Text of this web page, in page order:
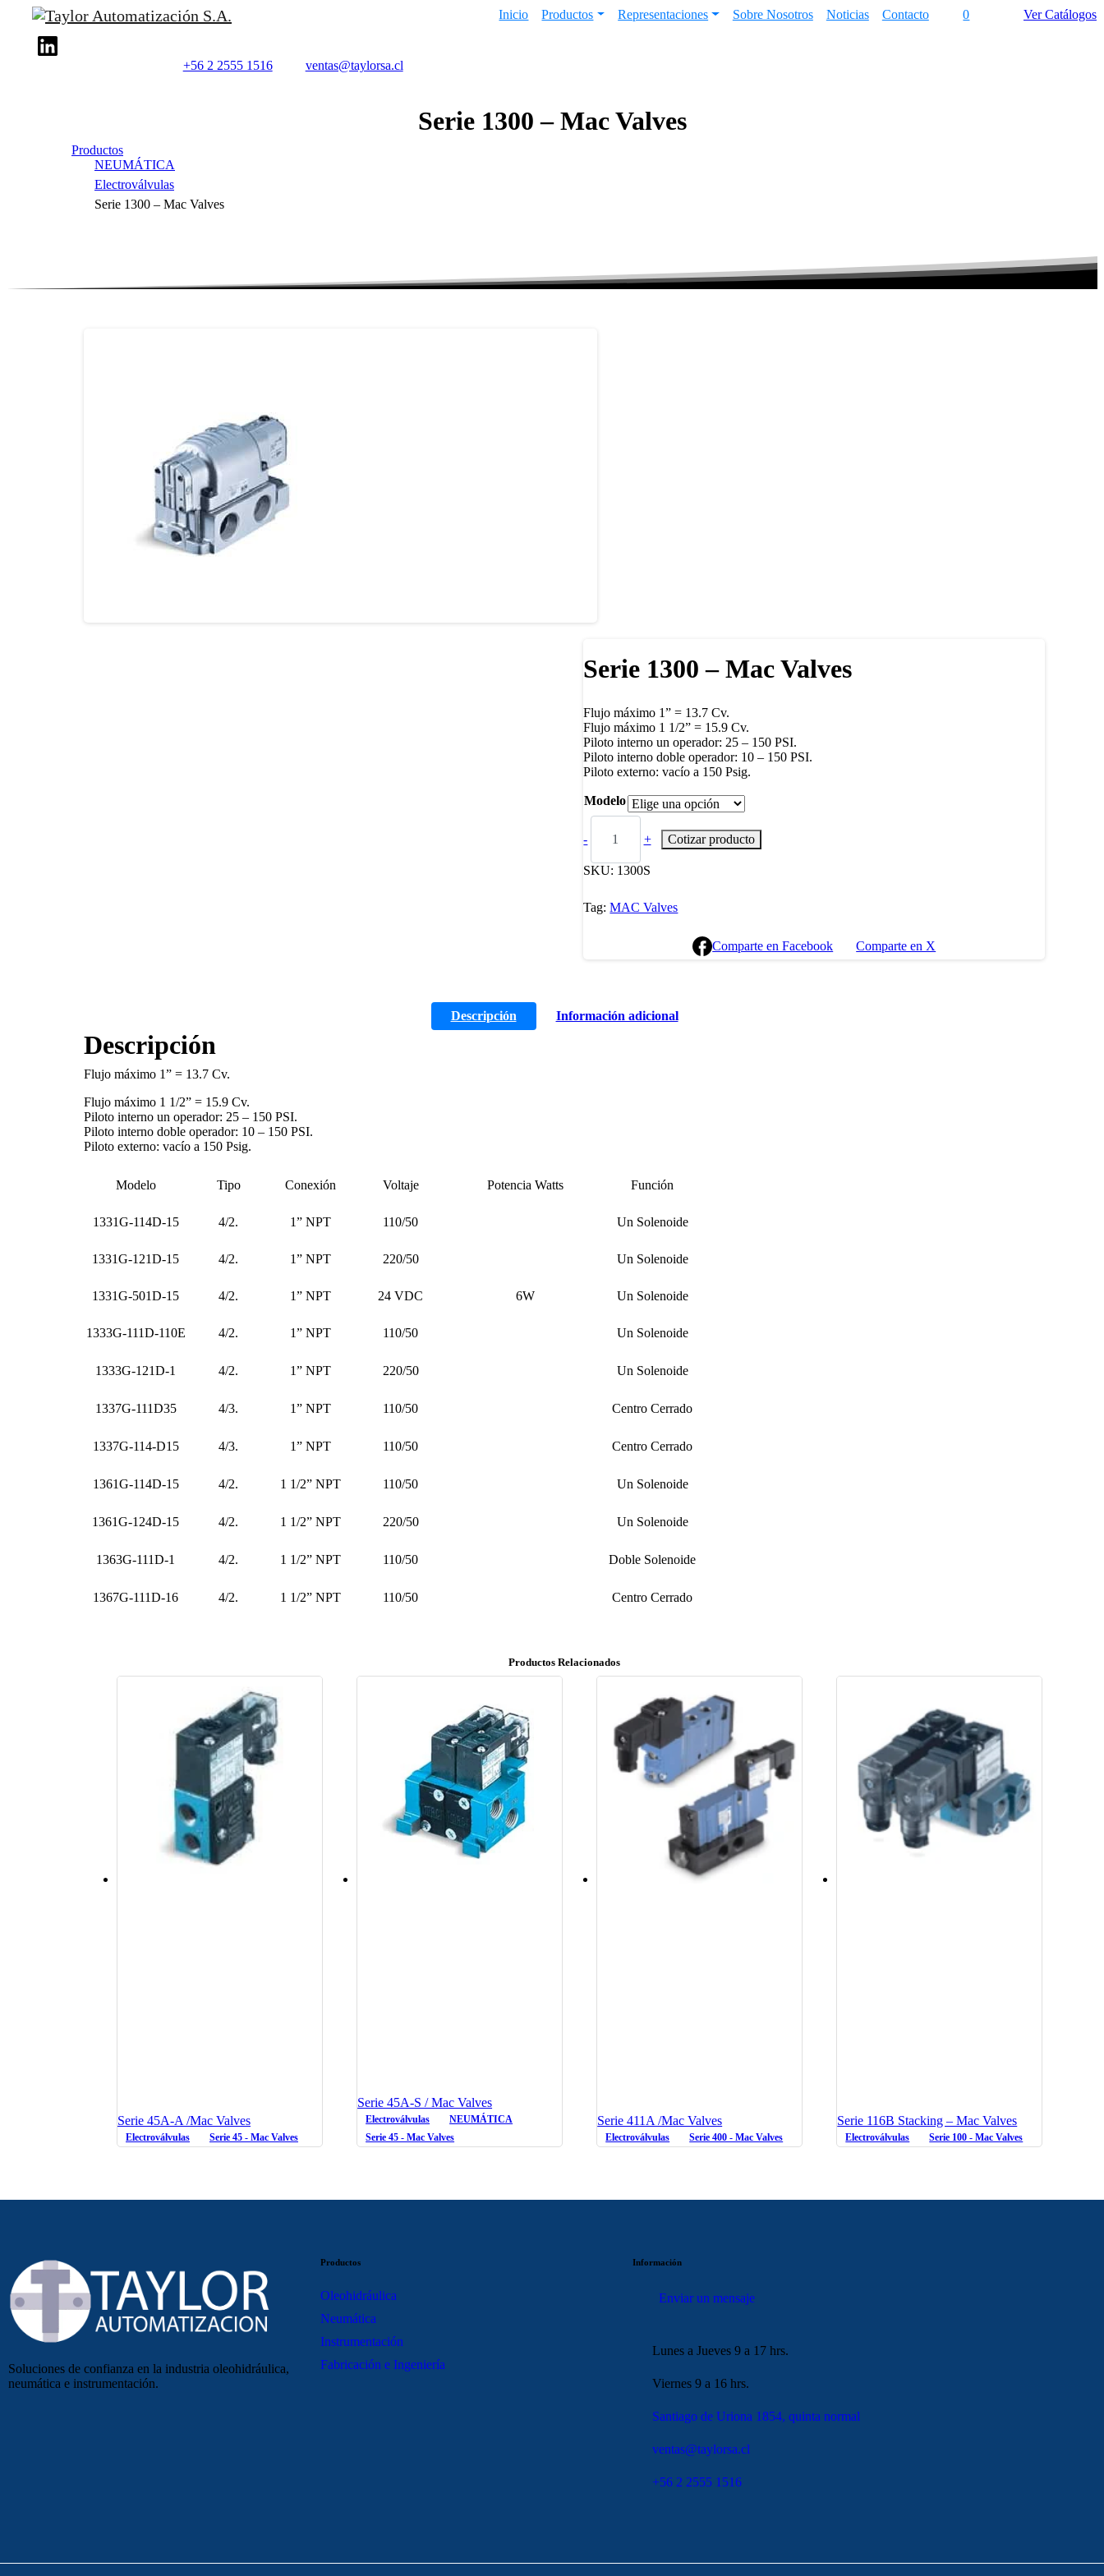
Inicio Productos Representaciones Sobre Nosotros Noticias Contacto 0 Ver Catálogos
+56 2 2555 1516 ventas@taylorsa.cl
Serie 1300–MacValves
Productos
NEUMÁTICA
Electroválvulas
Serie 1300 – Mac Valves
Serie 1300 – Mac Valves
Flujo máximo 1” = 13.7 Cv.
Flujo máximo 1 1/2” = 15.9 Cv.
Piloto interno un operador: 25 – 150 PSI.
Piloto interno doble operador: 10 – 150 PSI.
Piloto externo: vacío a 150 Psig.
Modelo
- + Cotizar producto
SKU: 1300S
Tag: MAC Valves
Comparte en Facebook Comparte en X
Descripción Información adicional
Descripción
Flujo máximo 1” = 13.7 Cv.
Flujo máximo 1 1/2” = 15.9 Cv.
Piloto interno un operador: 25 – 150 PSI.
Piloto interno doble operador: 10 – 150 PSI.
Piloto externo: vacío a 150 Psig.
Modelo Tipo Conexión Voltaje Potencia Watts Función
1331G-114D-15 4/2. 1” NPT 110/50 Un Solenoide
1331G-121D-15 4/2. 1” NPT 220/50 Un Solenoide
1331G-501D-15 4/2. 1” NPT 24 VDC 6W Un Solenoide
1333G-111D-110E 4/2. 1” NPT 110/50 Un Solenoide
1333G-121D-1 4/2. 1” NPT 220/50 Un Solenoide
1337G-111D35 4/3. 1” NPT 110/50 Centro Cerrado
1337G-114-D15 4/3. 1” NPT 110/50 Centro Cerrado
1361G-114D-15 4/2. 1 1/2” NPT 110/50 Un Solenoide
1361G-124D-15 4/2. 1 1/2” NPT 220/50 Un Solenoide
1363G-111D-1 4/2. 1 1/2” NPT 110/50 Doble Solenoide
1367G-111D-16 4/2. 1 1/2” NPT 110/50 Centro Cerrado
Productos Relacionados
Serie 45A-A /Mac Valves
Electroválvulas Serie 45 - Mac Valves
Serie 45A-S / Mac Valves
Electroválvulas
NEUMÁTICA
Serie 45 - Mac Valves
Serie 411A /Mac Valves
Electroválvulas Serie 400 - Mac Valves
Serie 116B Stacking – Mac Valves
Electroválvulas Serie 100 - Mac Valves
Soluciones de confianza en la industria oleohidráulica,
neumática e instrumentación.
Productos
Oleohidráulica
Neumática
Instrumentación
Fabricación e Ingeniería
Información
Enviar un mensaje
Lunes a Jueves 9 a 17 hrs.
Viernes 9 a 16 hrs.
Santiago de Uriona 1854, quinta normal
ventas@taylorsa.cl
+56 2 2555 1516